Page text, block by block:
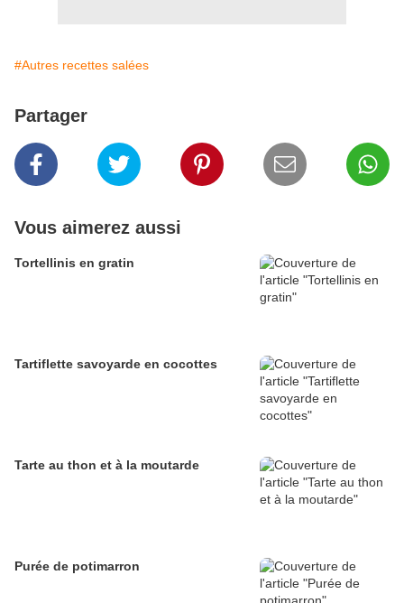
#Autres recettes salées
Partager
Vous aimerez aussi
Tortellinis en gratin
Tartiflette savoyarde en cocottes
Tarte au thon et à la moutarde
Purée de potimarron